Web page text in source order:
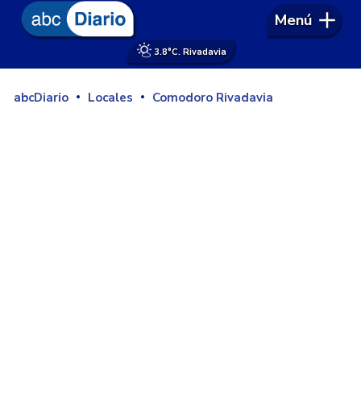
3.8°C. Rivadavia
Menú
abcDiario Locales Comodoro Rivadavia